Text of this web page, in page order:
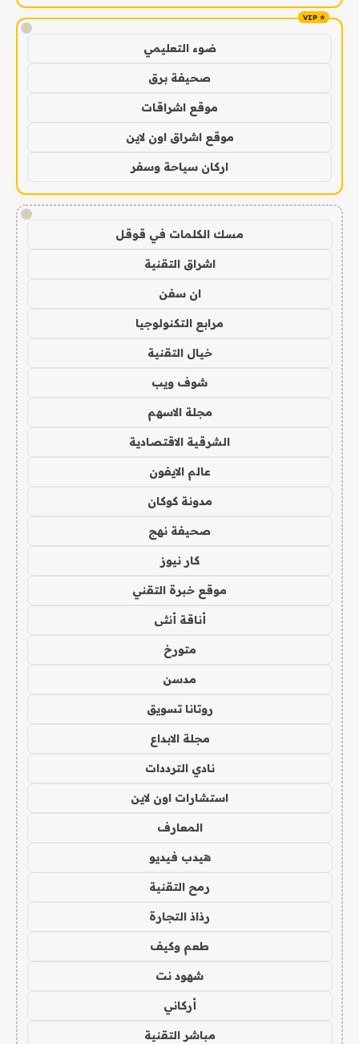
!
ضوء التعليمي
صحيفة برق
موقع اشراقات
موقع اشراق اون لاين
اركان سياحة وسفر
!
مسك الكلمات في قوقل
اشراق التقنية
ان سفن
مرابع التكنولوجيا
خيال التقنية
شوف ويب
مجلة الاسهم
الشرقية الاقتصادية
عالم الايفون
مدونة كوكان
صحيفة نهج
كار نيوز
موقع خبرة التقني
أناقة أنثى
متورخ
مدسن
روتانا تسويق
مجلة الابداع
نادي الترددات
استشارات اون لاين
المعارف
هيدب فيديو
رمح التقنية
رذاذ التجارة
طعم وكيف
شهود نت
أركاني
مباشر التقنية